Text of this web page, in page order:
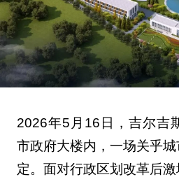
2026年5月16日，吉尔吉
市政府大楼内，一场关乎
定。面对行政区划改革后激